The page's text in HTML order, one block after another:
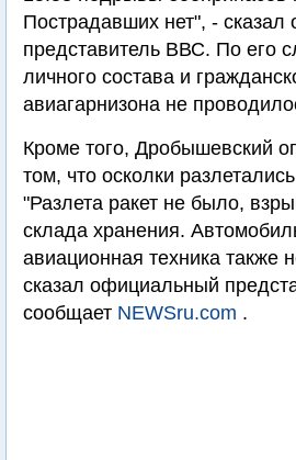
Пострадавших нет", -
представитель ВВС. По его
личного состава и
авиагарнизона не
Кроме того, Дробышевский
том, что осколки
"Разлета ракет не было,
склада хранения.
авиационная техника также
сказал официальный
сообщает NEWSru.com .